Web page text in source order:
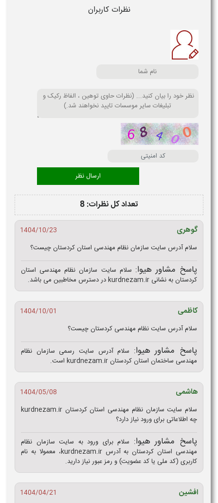
نظرات کاربران
تعداد کل نظرات: 8
گوهری
1404/10/23
سلام آدرس سایت سازمان نظام مهندسی استان کردستان چیست؟
پاسخ مشاور هیوا: سلام سایت سازمان نظام مهندسی استان
کردستان به نشانی kurdnezam.ir در دسترس مخاطبین می باشد.
کاظمی
1404/10/01
سلام آدرس سایت نظام مهندسی کردستان چیست؟
پاسخ مشاور هیوا: سلام آدرس سایت رسمی سازمان نظام
مهندسی ساختمان استان کردستان kurdnezam.ir است.
هاشمی
1404/05/08
سلام سایت سازمان نظام مهندسی استان کردستان kurdnezam.ir
چه اطلاعاتی برای ورود نیاز دارد؟
پاسخ مشاور هیوا: سلام برای ورود به سایت سازمان نظام
مهندسی استان کردستان به آدرس kurdnezam.ir، معمولا به نام
کاربری (کد ملی یا کد عضویت) و رمز عبور نیاز دارید.
افشین
1404/04/21